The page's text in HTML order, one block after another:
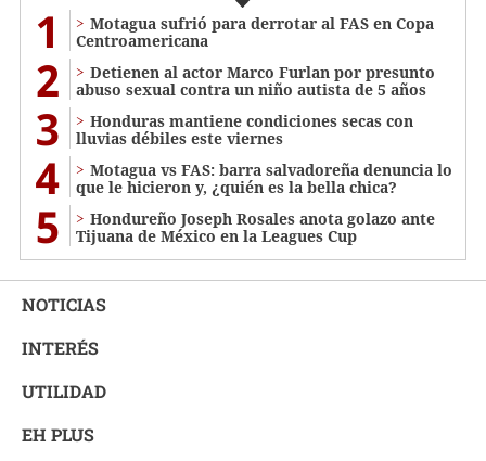
1
Motagua sufrió para derrotar al FAS en Copa
Centroamericana
2
Detienen al actor Marco Furlan por presunto
abuso sexual contra un niño autista de 5 años
3
Honduras mantiene condiciones secas con
lluvias débiles este viernes
4
Motagua vs FAS: barra salvadoreña denuncia lo
que le hicieron y, ¿quién es la bella chica?
5
Hondureño Joseph Rosales anota golazo ante
Tijuana de México en la Leagues Cup
NOTICIAS
INTERÉS
UTILIDAD
EH PLUS